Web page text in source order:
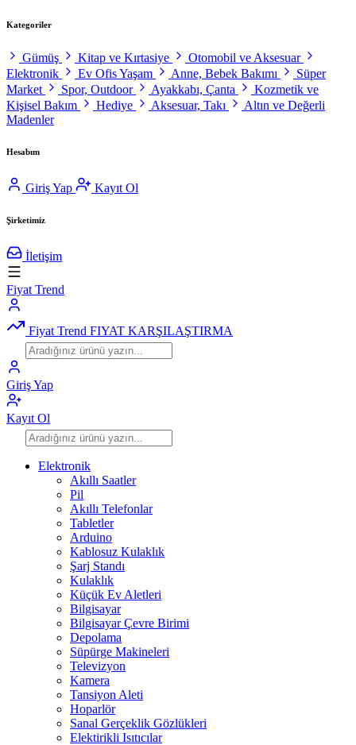
Kategoriler
Gümüş Kitap ve Kırtasiye
Otomobil ve Aksesuar
Elektronik
Ev Ofis Yaşam Anne, Bebek Bakımı
Süper
Market
Spor, Outdoor Ayakkabı, Çanta
Kozmetik ve
Kişisel Bakım
Hediye Aksesuar, Takı
Altın ve Değerli
Madenler
Hesabım
Giriş Yap Kayıt Ol
Şirketimiz
İletişim
Fiyat Trend
Fiyat Trend FIYAT KARŞILAŞTIRMA
Giriş Yap
Kayıt Ol
Elektronik
Akıllı Saatler
Pil
Akıllı Telefonlar
Tabletler
Arduino
Kablosuz Kulaklık
Şarj Standı
Kulaklık
Küçük Ev Aletleri
Bilgisayar
Bilgisayar Çevre Birimi
Depolama
Süpürge Makineleri
Televizyon
Kamera
Tansiyon Aleti
Hoparlör
Sanal Gerçeklik Gözlükleri
Elektirikli Isıtıcılar